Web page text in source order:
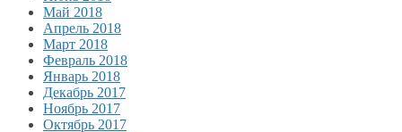
Май 2018
Апрель 2018
Март 2018
Февраль 2018
Январь 2018
Декабрь 2017
Ноябрь 2017
Октябрь 2017